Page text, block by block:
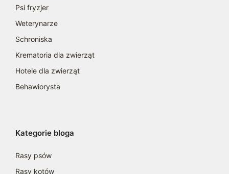
Psi fryzjer
Weterynarze
Schroniska
Krematoria dla zwierząt
Hotele dla zwierząt
Behawiorysta
Kategorie bloga
Rasy psów
Rasy kotów